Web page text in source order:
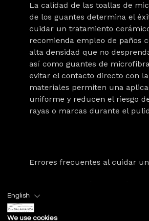
La calidad de las toallas de
de los guantes determina el
cuidar un tratamiento
recomienda empleo de paños
alta densidad que no
así como guantes de
evitar el contacto directo con
materiales permiten una
uniforme y reducen el riesgo
rayas o marcas durante el
Errores frecuentes al cuidar un
Conocer los fallos más
conservar un recubrimiento
English
We use cookies